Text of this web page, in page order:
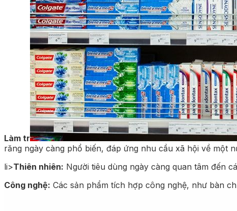
Làm tr
răng ngày càng phổ biến, đáp ứng nhu cầu xã hội về một
li>Thiên nhiên: Người tiêu dùng ngày càng quan tâm đến
Công nghệ: Các sản phẩm tích hợp công nghệ, như bàn ch